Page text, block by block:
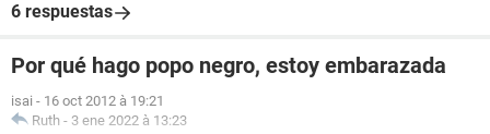
6 respuestas
Por qué hago popo negro, estoy embarazada
isai - 16 oct 2012 à 19:21
Ruth - 3 ene 2022 à 13:23